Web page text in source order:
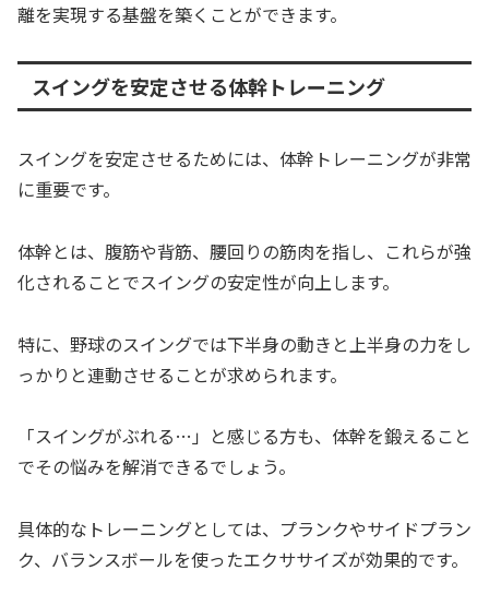
離を実現する基盤を築くことができます。
スイングを安定させる体幹トレーニング
スイングを安定させるためには、体幹トレーニングが非常
に重要です。
体幹とは、腹筋や背筋、腰回りの筋肉を指し、これらが強
化されることでスイングの安定性が向上します。
特に、野球のスイングでは下半身の動きと上半身の力をし
っかりと連動させることが求められます。
「スイングがぶれる…」と感じる方も、体幹を鍛えること
でその悩みを解消できるでしょう。
具体的なトレーニングとしては、プランクやサイドプラン
ク、バランスボールを使ったエクササイズが効果的です。